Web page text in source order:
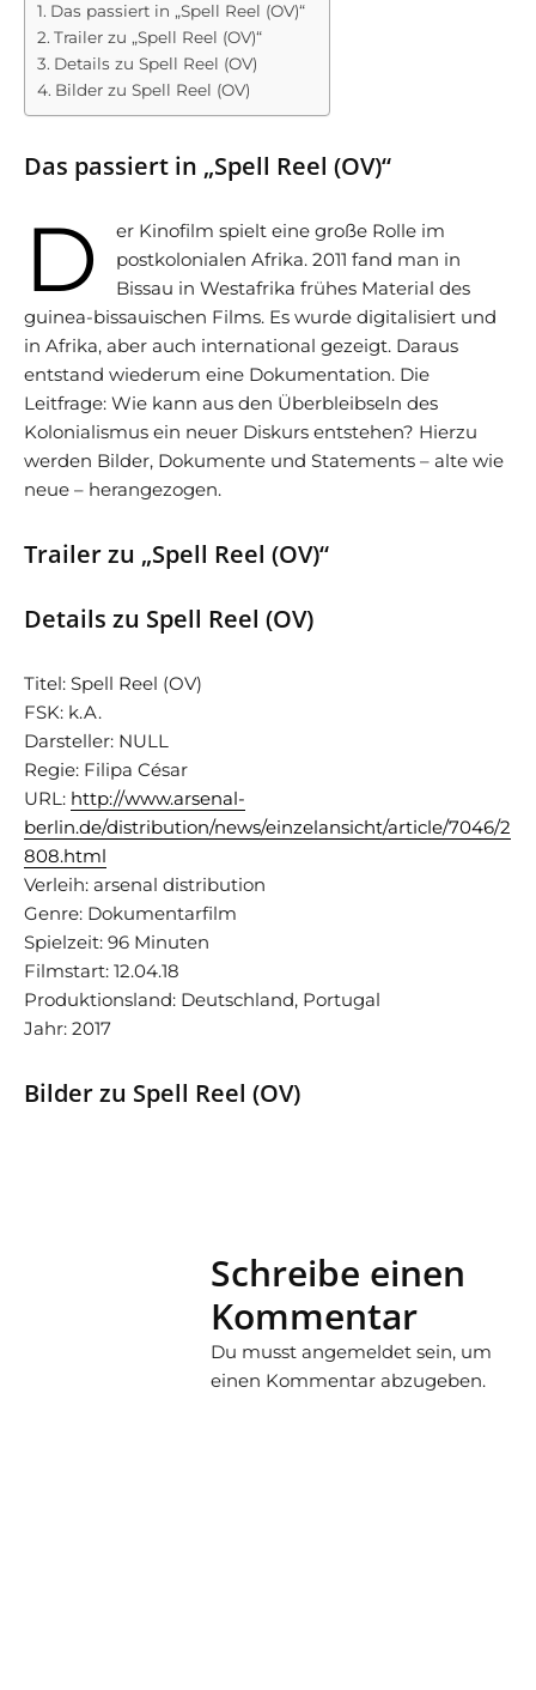
Das passiert in „Spell Reel (OV)“
Trailer zu „Spell Reel (OV)“
Details zu Spell Reel (OV)
Bilder zu Spell Reel (OV)
Das passiert in „Spell Reel (OV)“
D
er Kinofilm spielt eine große Rolle im
postkolonialen Afrika. 2011 fand man in
Bissau in Westafrika frühes Material des
guinea-bissauischen Films. Es wurde digitalisiert und
in Afrika, aber auch international gezeigt. Daraus
entstand wiederum eine Dokumentation. Die
Leitfrage: Wie kann aus den Überbleibseln des
Kolonialismus ein neuer Diskurs entstehen? Hierzu
werden Bilder, Dokumente und Statements – alte wie
neue – herangezogen.
Trailer zu „Spell Reel (OV)“
Details zu Spell Reel (OV)
Titel: Spell Reel (OV)
FSK: k.A.
Darsteller: NULL
Regie: Filipa César
URL: http://www.arsenal-
berlin.de/distribution/news/einzelansicht/article/7046/2
808.html
Verleih: arsenal distribution
Genre: Dokumentarfilm
Spielzeit: 96 Minuten
Filmstart: 12.04.18
Produktionsland: Deutschland, Portugal
Jahr: 2017
Bilder zu Spell Reel (OV)
Schreibe einen
Kommentar
Du musst angemeldetsein, um
einen Kommentar abzugeben.